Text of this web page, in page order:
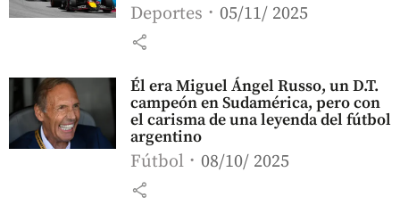
Deportes 05/11/ 2025
share
Él era Miguel Ángel Russo, un D.T.
campeón en Sudamérica, pero con
el carisma de una leyenda del fútbol
argentino
Fútbol 08/10/ 2025
share